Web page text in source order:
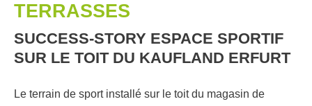
TERRASSES
SUCCESS-STORY ESPACE SPORTIF
SUR LE TOIT DU KAUFLAND ERFURT
Le terrain de sport installé sur le toit du magasin de